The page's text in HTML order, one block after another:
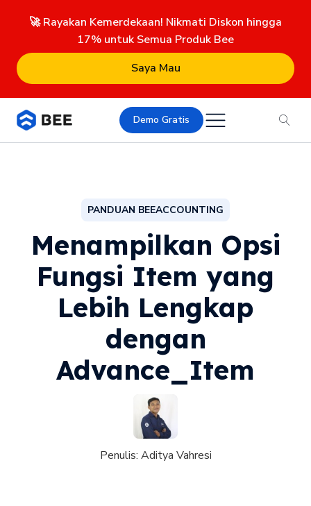
🚀 Rayakan Kemerdekaan! Nikmati Diskon hingga
17% untuk Semua Produk Bee
Saya Mau
Demo Gratis
PANDUAN BEEACCOUNTING
Menampilkan Opsi
Fungsi Item yang
Lebih Lengkap
dengan
Advance_Item
Penulis: Aditya Vahresi